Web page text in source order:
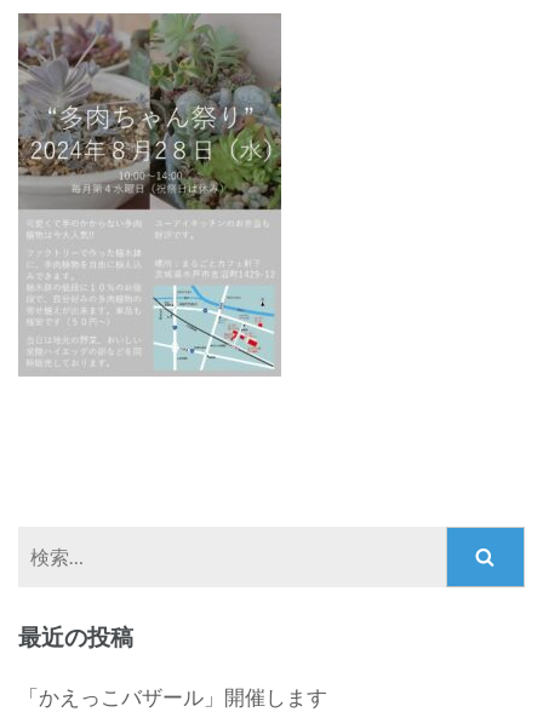
最近の投稿
「かえっこバザール」開催します